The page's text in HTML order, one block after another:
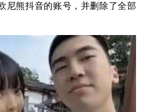
尼熊抖音的账号，并删除了全部